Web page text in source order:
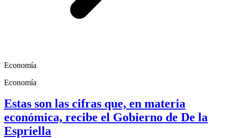
Economía
Economía
Estas son las cifras que, en materia
económica, recibe el Gobierno de De la
Espriella